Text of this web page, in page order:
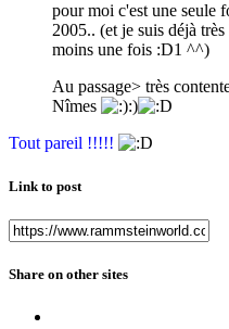
pour moi c'est une seule
2005.. (et je suis déjà
moins une fois :D1 ^^)
Au passage> très
Nîmes
:)
Tout pareil !!!!!
Link to post
Share on other sites